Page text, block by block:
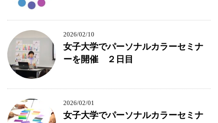
2026/02/10
女子大学でパーソナルカラーセミナ
ーを開催 ２日目
2026/02/01
女子大学でパーソナルカラーセミナ